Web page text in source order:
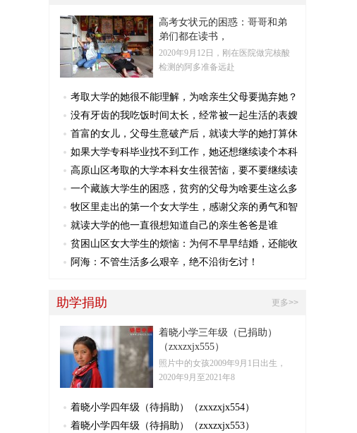
高考女状元的困惑：哥哥和弟
弟们都在读书，
2020年9月12日，刚在医院做完核酸
检测的阿多准备远赴
考取大学的她很不能理解，为啥亲生父母要抛弃她？
没有牙齿的我吃饭时间太长，经常被一起生活的表嫂
首富的女儿，父母生意破产后，就读大学的她打算休
如果大学专科毕业找不到工作，她还想继续读个本科
高原山区考取的大学本科女生很苦恼，要不要继续读
一个藏族大学生的困惑，贫穷的父母为啥要生这么多
牧区里走出的第一个女大学生，感谢父亲的勇气和智
就读大学的他一直很想知道自己的亲生爸爸是谁
贫困山区女大学生的烦恼：为何不早早结婚，还能收
阿海：不管生活多么艰辛，绝不沿街乞讨！
更多>>
助学捐助
着晓小学三年级（已捐助）
（zxxzxjx555）
照片中的女孩2009年9月1日​出生，
2020年9月至2021年8
着晓小学四年级（待捐助）（zxxzxjx554）
着晓小学四年级（待捐助）（zxxzxjx553）